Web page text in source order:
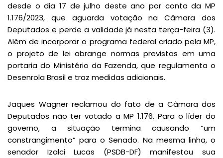
desde o dia 17 de julho deste ano por conta da MP
1.176/2023, que aguarda votação na Câmara dos
Deputados e perde a validade já nesta terça-feira (3).
Além de incorporar o programa federal criado pela MP,
o projeto de lei abrange normas previstas em uma
portaria do Ministério da Fazenda, que regulamenta o
Desenrola Brasil e traz medidas adicionais.
Jaques Wagner reclamou do fato de a Câmara dos
Deputados não ter votado a MP 1.176. Para o líder do
governo, a situação termina causando “um
constrangimento” para o Senado. Na mesma linha, o
senador Izalci Lucas (PSDB-DF) manifestou sua